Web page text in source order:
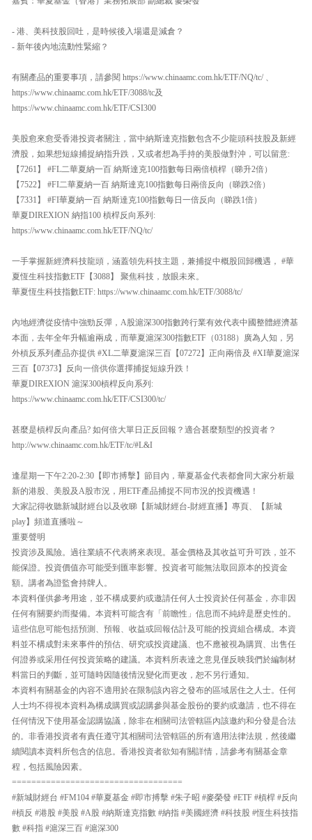
- 港、美科技股回吐，是時候後入場還是減倉？
- 新年後內地流動性緊縮？
有關產品的重要事項，請參閱 https://www.chinaamc.com.hk/ETF/NQ/tc/ 、
https://www.chinaamc.com.hk/ETF/3088/tc及
https://www.chinaamc.com.hk/ETF/CSI300
美股愈來愈受香港投資者關注，當中納斯達克指數包含不少龍頭科技股及新經
濟股，如果想短線捕捉納指升跌，又或者想為手持的美股做對沖，可以留意:
【7261】 #FL二華夏納一百 納斯達克100指數每日兩倍槓桿（睇升2倍）
【7522】 #FI二華夏納一百 納斯達克100指數每日兩倍反向（睇跌2倍）
【7331】 #FI華夏納一百 納斯達克100指數每日一倍反向（睇跌1倍）
華夏DIREXION 納指100 槓桿反向系列:
https://www.chinaamc.com.hk/ETF/NQ/tc/
一手掌握新經濟科技龍頭，涵蓋領先科技主題，兼捕捉中概股回歸機遇， #華
夏恆生科技指數ETF【3088】 聚焦科技，放眼未來。
華夏恆生科技指數ETF: https://www.chinaamc.com.hk/ETF/3088/tc/
內地經濟從疫情中強勁反彈，A股滬深300指數跨行業有效代表中國整體經濟基
本面，去年全年升幅逾兩成，而華夏滬深300指數ETF（03188）廣為人知，另
外槓反系列產品亦提供 #XL二華夏滬深三百【07272】正向兩倍及 #XI華夏滬深
三百【07373】反向一倍供你選擇捕捉短線升跌！
華夏DIREXION 滬深300槓桿反向系列:
https://www.chinaamc.com.hk/ETF/CSI300/tc/
甚麼是槓桿反向產品? 如何倍大單日正反回報？適合甚麼類型的投資者？
http://www.chinaamc.com.hk/ETF/tc/#L&I
逢星期一下午2:20-2:30【即市搏擊】節目內，華夏基金代表都會同大家分析最
新的港股、美股及A股市況，用ETF產品捕捉不同市況的投資機遇！
大家記得收聽新城財經台以及收睇【新城財經台-財經直播】專頁、【新城
play】頻道直播啦～
重要聲明
投資涉及風險。過往業績不代表將來表現。基金價格及其收益可升可跌，並不
能保證。投資價值亦可能受到匯率影響。投資者可能無法取回原本的投資金
額。講者為證監會持牌人。
本資料僅供參考用途，並不構成要約或邀請任何人士投資於任何基金，亦非因
任何有關要約而擬備。本資料可能含有「前瞻性」信息而不純綷是歷史性的。
這些信息可能包括預測、預報、收益或回報估計及可能的投資組合構成。本資
料並不構成對未來事件的預估、研究或投資建議、也不應被視為購買、出售任
何證券或采用任何投資策略的建議。本資料所表達之意見僅反映我們於編制材
料當日的判斷，並可隨時因隨後情況變化而更改，恕不另行通知。
本資料有關基金的內容不適用於在限制該內容之發布的區域居住之人士。任何
人士均不得視本資料為構成購買或認購參與基金股份的要約或邀請，也不得在
任何情況下使用基金認購協議，除非在相關司法管轄區內該邀約和分發是合法
的。非香港投資者有責任遵守其相關司法管轄區的所有適用法律法規，然後繼
續閱讀本資料所包含的信息。香港投資者欲知有關詳情，請參考有關基金章
程，包括風險因素。
===================================
#新城財經台 #FM104 #華夏基金 #即市搏擊 #朱子昭 #麥榮發 #ETF #槓桿 #反向
#槓反 #港股 #美股 #A股 #納斯達克指數 #納指 #美國經濟 #科技股 #恆生科技指
數 #科指 #滬深三百 #滬深300